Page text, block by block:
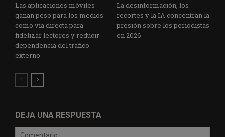
Las aplicaciones móviles
ganan peso para los medios
como vía directa para
fidelizar lectores y reducir
dependencia del tráfico
externo
La desinformación, los
recortes y la IA concentran la
presión sobre los periodistas
en 2026
DEJA UNA RESPUESTA